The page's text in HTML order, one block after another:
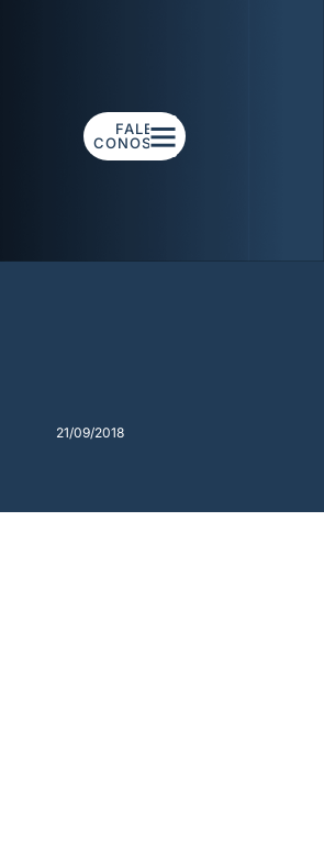
FALE
CONOSCO
21/09/2018